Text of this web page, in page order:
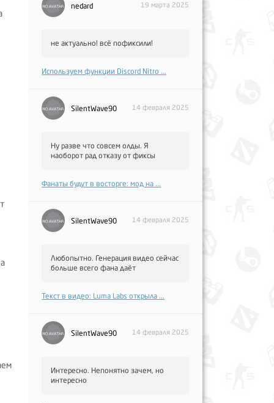
nedard 19 марта 2025
не актуально! всё пофиксили!
Используем функции Discord Nitro ...
SilentWave90 14 февраля 2025
Ну разве что совсем олды. Я
наоборот рад отказу от фиксы
Фанаты будут в восторге: мод на ...
SilentWave90 14 февраля 2025
Любопытно. Генерация видео сейчас
больше всего фана даёт
Текст в видео: Luma Labs открыла ...
SilentWave90 14 февраля 2025
Интересно. Непонятно зачем, но
интересно